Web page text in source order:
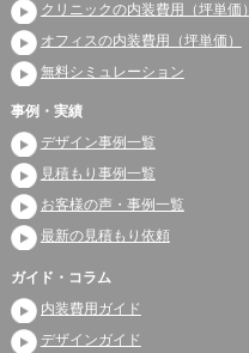
クリニックの内装費用（坪単価）
オフィスの内装費用（坪単価）
無料シミュレーション
事例・実績
デザイン事例一覧
見積もり事例一覧
お客様の声・事例一覧
最新の見積もり依頼
ガイド・コラム
内装費用ガイド
デザインガイド